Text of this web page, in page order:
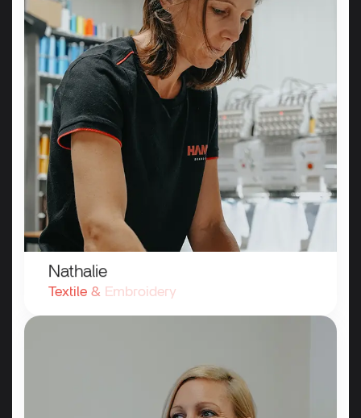
Nathalie
Textile & Embroidery